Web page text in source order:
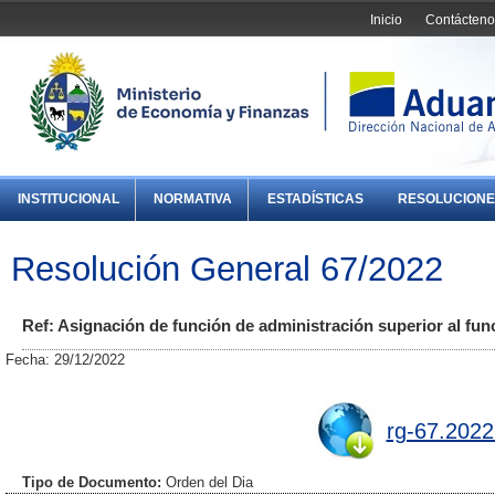
Inicio
INSTITUCIONAL NORMATIVA ESTADÍSTICAS
Resolución General 67/2022
Ref: Asignación de función de administración superior al
Fecha: 29/12/2022
rg-
Tipo de Documento: Orden del Dia